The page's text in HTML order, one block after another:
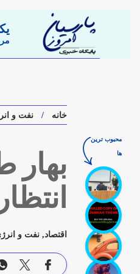
خانه نفت و
بهار
اقتصاد, نفت و
محبوب ترین
ها